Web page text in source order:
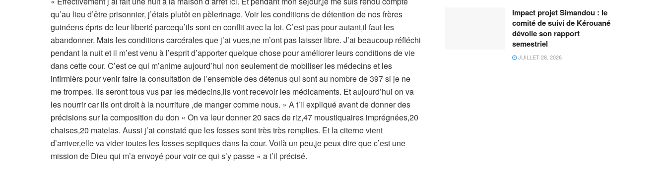
qu’au lieu d’être prisonnier, j’étais plutôt en pèlerinage. Voir les conditions de détention de nos frères
guinéens épris de leur liberté parcequ’ils sont en conflit avec la loi. C’est pas pour autant,il faut les
abandonner. Mais les conditions carcérales que j’ai vues,ne m’ont pas laisser libre. J’ai beaucoup réfléchi
pendant la nuit et il m’est venu à l’esprit d’apporter quelque chose pour améliorer leurs conditions de vie
dans cette cour. C’est ce qui m’anime aujourd’hui non seulement de mobiliser les médecins et les
infirmièrs pour venir faire la consultation de l’ensemble des détenus qui sont au nombre de 397 si je ne
me trompes. Ils seront tous vus par les médecins,ils vont recevoir les médicaments. Et aujourd’hui on va
les nourrir car ils ont droit à la nourriture ,de manger comme nous. » A t’il expliqué avant de donner des
précisions sur la composition du don « On va leur donner 20 sacs de riz,47 moustiquaires imprégnées,20
chaises,20 matelas. Aussi j’ai constaté que les fosses sont très très remplies. Et la citerne vient
d’arriver,elle va vider toutes les fosses septiques dans la cour. Voilà un peu,je peux dire que c’est une
mission de Dieu qui m’a envoyé pour voir ce qui s’y passe » a t’il précisé.
Impact projet Simandou : le
comité de suivi de Kérouané
dévoile son rapport
semestriel
JUILLET 28, 2026